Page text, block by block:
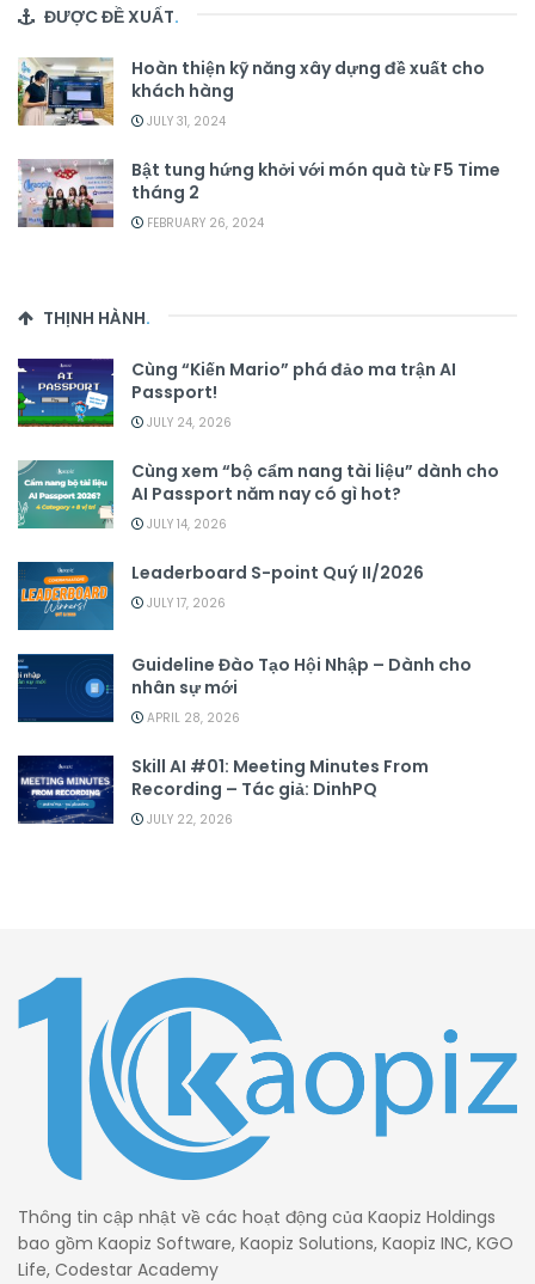
ĐƯỢC ĐỀ XUẤT.
Hoàn thiện kỹ năng xây dựng đề xuất cho
khách hàng
JULY 31, 2024
Bật tung hứng khởi với món quà từ F5 Time
tháng 2
FEBRUARY 26, 2024
THỊNH HÀNH.
Cùng “Kiến Mario” phá đảo ma trận AI
Passport!
JULY 24, 2026
Cùng xem “bộ cẩm nang tài liệu” dành cho
AI Passport năm nay có gì hot?
JULY 14, 2026
Leaderboard S-point Quý II/2026
JULY 17, 2026
Guideline Đào Tạo Hội Nhập – Dành cho
nhân sự mới
APRIL 28, 2026
Skill AI #01: Meeting Minutes From
Recording – Tác giả: DinhPQ
JULY 22, 2026
Thông tin cập nhật về các hoạt động của Kaopiz Holdings
bao gồm Kaopiz Software, Kaopiz Solutions, Kaopiz INC, KGO
Life, Codestar Academy